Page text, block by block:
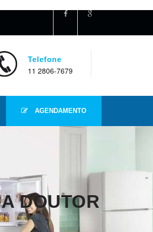
Telefone
11 2806-7679
AGENDAMENTO
DOUTOR